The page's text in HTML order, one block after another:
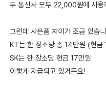
두 통신사 모두 22,000원에 사용
그런데 사은품 차이가 조금 있습
KT는 한 장소당 총 14만원 (현
SK는 한 장소당 현금 17만원
이렇게 지급되고 있거든요!